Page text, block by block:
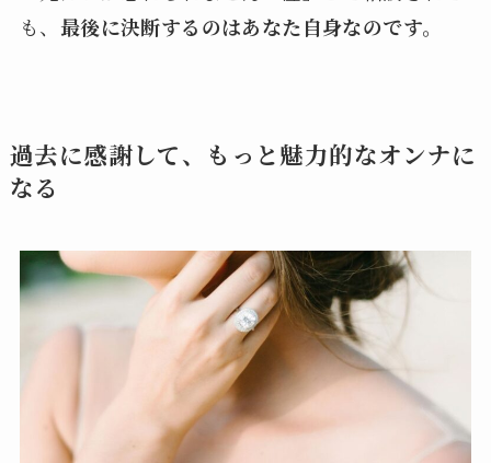
も、 最後に決断するのはあなた自身なのです。
過去に感謝して、もっと魅力的なオンナに
なる